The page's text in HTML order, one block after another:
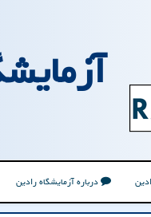
درباره آزمایشگاه رادین